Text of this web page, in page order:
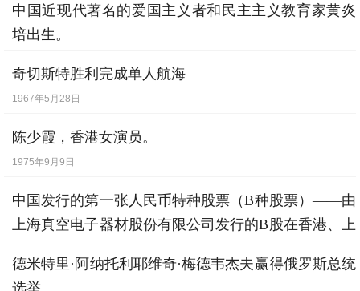
中国近现代著名的爱国主义者和民主主义教育家黄炎
培出生。
奇切斯特胜利完成单人航海
1967年5月28日
陈少霞，香港女演员。
1975年9月9日
中国发行的第一张人民币特种股票（B种股票）——由
上海真空电子器材股份有限公司发行的B股在香港、上
1992年1月15日
德米特里·阿纳托利耶维奇·梅德韦杰夫赢得俄罗斯总统